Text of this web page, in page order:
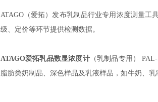
ATAGO（爱拓 ）发布乳制品行业专用浓度测量工
级、定价等环节提供检测数据。
ATAGO爱拓乳品数显浓度计（乳制品专用）
脂肪类奶制品、深色样品及乳液样品，如牛奶、乳